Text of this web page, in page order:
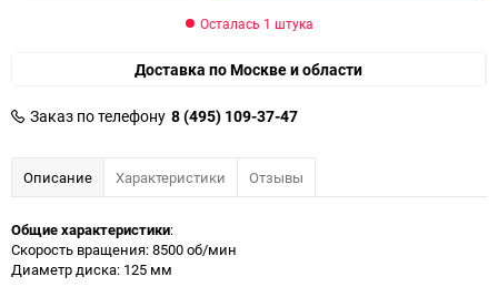
Осталась 1 штука
Доставка по Москве и области
Заказ по телефону 8 (495) 109-37-47
Описание Характеристики Отзывы
Общие характеристики:
Скорость вращения: 8500 об/мин
Диаметр диска: 125 мм